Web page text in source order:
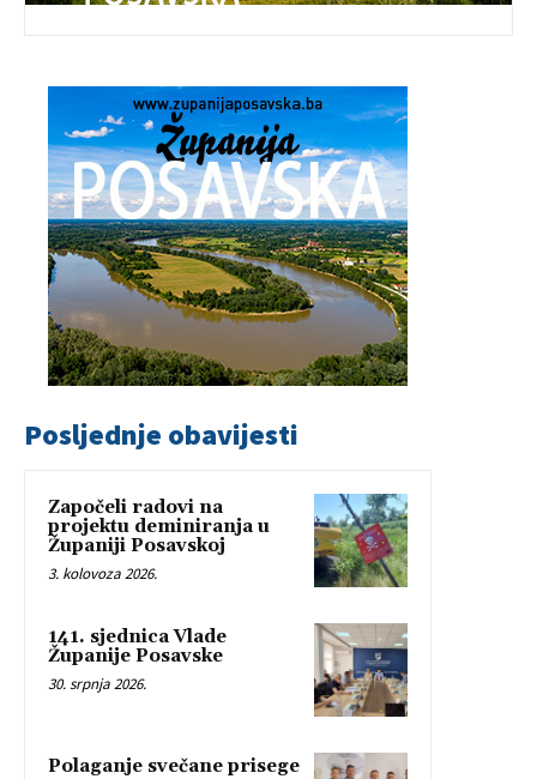
Posljednje obavijesti
Započeli radovi na
projektu deminiranja u
Županiji Posavskoj
3. kolovoza 2026.
141. sjednica Vlade
Županije Posavske
30. srpnja 2026.
Polaganje svečane prisege